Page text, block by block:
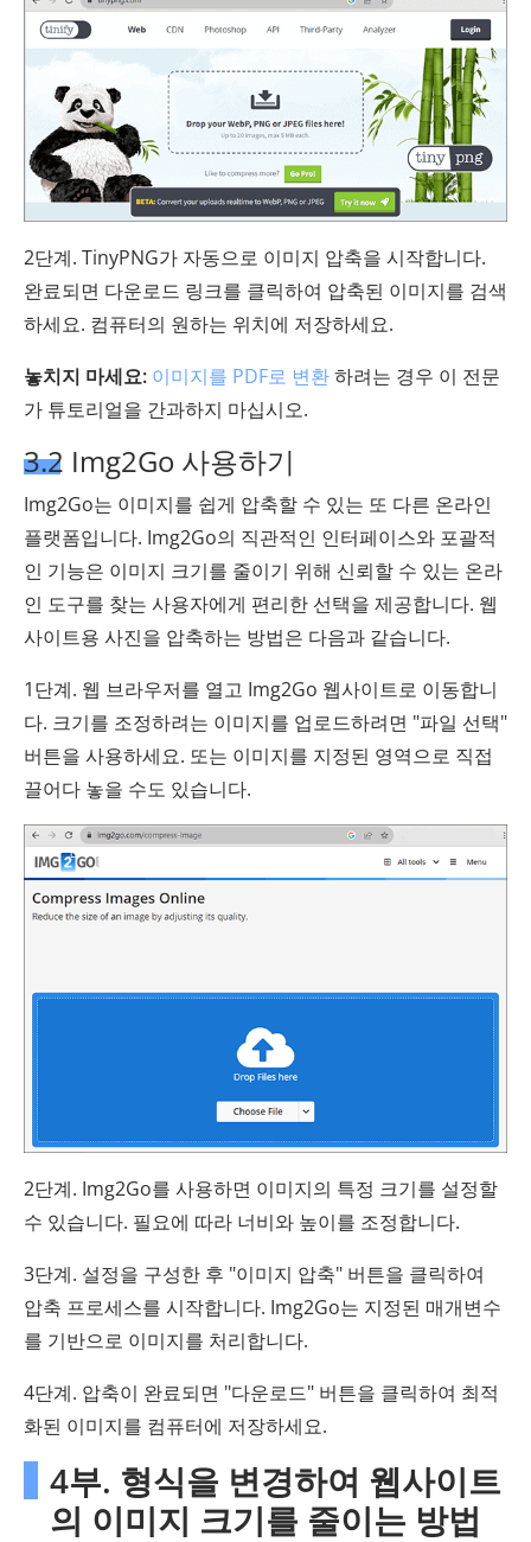
2단계. TinyPNG가 자동으로 이미지 압축을 시작합니다.
완료되면 다운로드 링크를 클릭하여 압축된 이미지를 검색
하세요. 컴퓨터의 원하는 위치에 저장하세요.
놓치지 마세요: 이미지를 PDF로 변환하려는 경우 이 전문
가 튜토리얼을 간과하지 마십시오.
3.2 Img2Go 사용하기
Img2Go는 이미지를 쉽게 압축할 수 있는 또 다른 온라인
플랫폼입니다. Img2Go의 직관적인 인터페이스와 포괄적
인 기능은 이미지 크기를 줄이기 위해 신뢰할 수 있는 온라
인 도구를 찾는 사용자에게 편리한 선택을 제공합니다. 웹
사이트용 사진을 압축하는 방법은 다음과 같습니다.
1단계. 웹 브라우저를 열고 Img2Go 웹사이트로 이동합니
다. 크기를 조정하려는 이미지를 업로드하려면 "파일 선택"
버튼을 사용하세요. 또는 이미지를 지정된 영역으로 직접
끌어다 놓을 수도 있습니다.
2단계. Img2Go를 사용하면 이미지의 특정 크기를 설정할
수 있습니다. 필요에 따라 너비와 높이를 조정합니다.
3단계. 설정을 구성한 후 "이미지 압축" 버튼을 클릭하여
압축 프로세스를 시작합니다. Img2Go는 지정된 매개변수
를 기반으로 이미지를 처리합니다.
4단계. 압축이 완료되면 "다운로드" 버튼을 클릭하여 최적
화된 이미지를 컴퓨터에 저장하세요.
4부. 형식을 변경하여 웹사이트
의 이미지 크기를 줄이는 방법